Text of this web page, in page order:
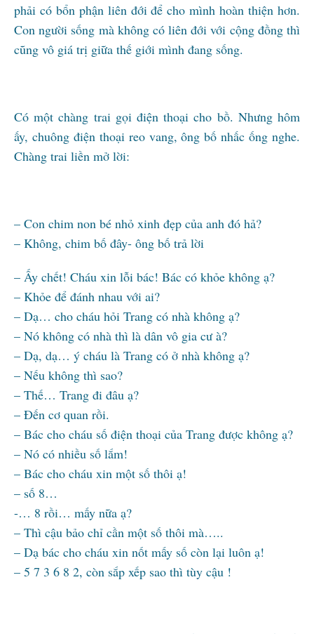
phải có bổn phận liên đới để cho mình hoàn thiện hơn.
Con người sống mà không có liên đới với cộng đồng thì
cũng vô giá trị giữa thế giới mình đang sống.
Có một chàng trai gọi điện thoại cho bồ. Nhưng hôm
ấy, chuông điện thoại reo vang, ông bố nhấc ống nghe.
Chàng trai liền mở lời:
– Con chim non bé nhỏ xinh đẹp của anh đó hả?
– Không, chim bố đây- ông bố trả lời
– Ấy chết! Cháu xin lỗi bác! Bác có khỏe không ạ?
– Khỏe để đánh nhau với ai?
– Dạ… cho cháu hỏi Trang có nhà không ạ?
– Nó không có nhà thì là dân vô gia cư à?
– Dạ, dạ… ý cháu là Trang có ở nhà không ạ?
– Nếu không thì sao?
– Thế… Trang đi đâu ạ?
– Đến cơ quan rồi.
– Bác cho cháu số điện thoại của Trang được không ạ?
– Nó có nhiều số lắm!
– Bác cho cháu xin một số thôi ạ!
– số 8…
-… 8 rồi… mấy nữa ạ?
– Thì cậu bảo chỉ cần một số thôi mà…..
– Dạ bác cho cháu xin nốt mấy số còn lại luôn ạ!
– 5 7 3 6 8 2, còn sắp xếp sao thì tùy cậu !